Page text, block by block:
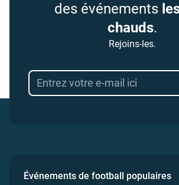
des événements
chauds.
Rejoins-les.
Événements de football populaires